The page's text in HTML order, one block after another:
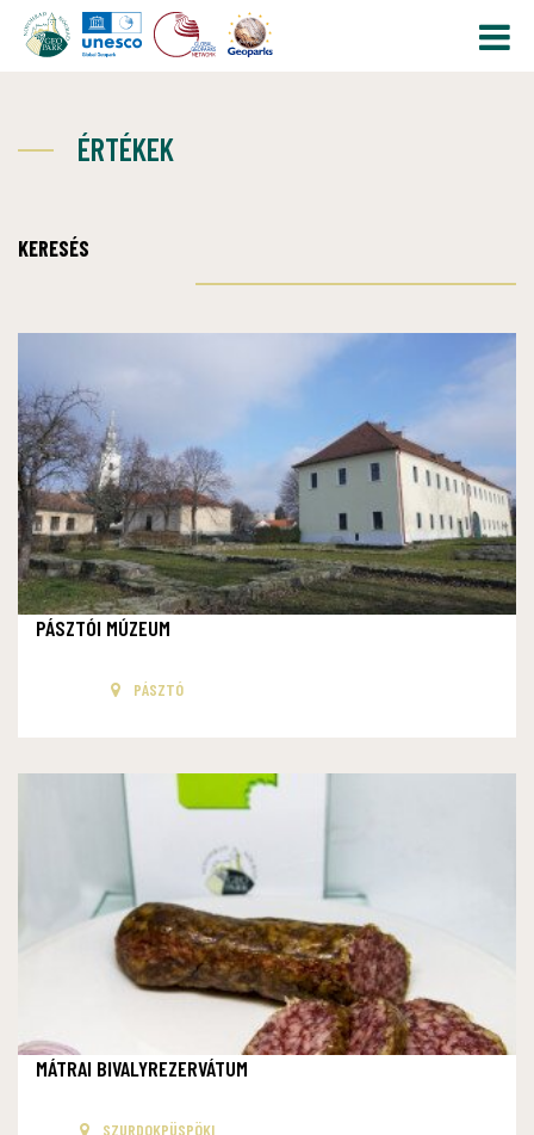
ÉRTÉKEK
KERESÉS
PÁSZTÓI MÚZEUM
PÁSZTÓ
MÁTRAI BIVALYREZERVÁTUM
SZURDOKPÜSPÖKI